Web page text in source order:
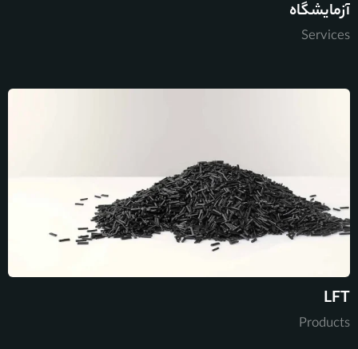
آزمایشگاه
Services
LFT
Products